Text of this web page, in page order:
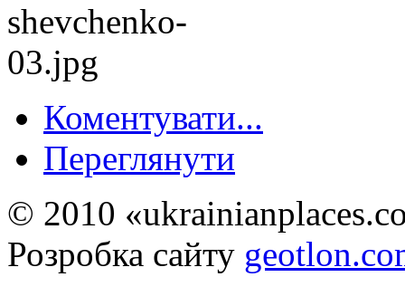
Коментувати...
Переглянути
© 2010
Розробка сайту